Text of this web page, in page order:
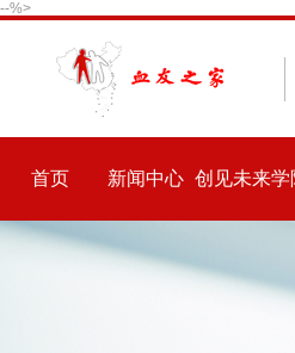
--%>
首页 新闻中心 创见未来学